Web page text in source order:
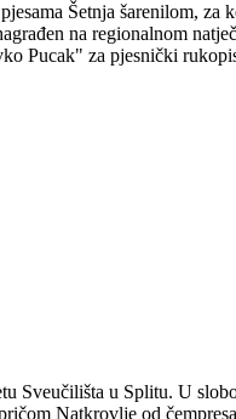
Šetnja šarenilom,
na regionalnom
Pucak" za pjesnički
Sveučilišta u Splitu. U
Natkrovlje od